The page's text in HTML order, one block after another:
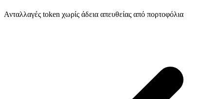
Ανταλλαγές token χωρίς άδεια απευθείας από πορτοφόλια